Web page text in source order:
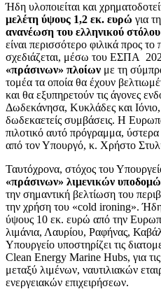
Ήδη υλοποιείται και
μελέτη ύψους 1,2 εκ. ευρώ για
ανανέωση του ελληνικού
είναι περισσότερο φιλικά προς
σχεδιάζεται, μέσω του ΕΣΠΑ
«πράσινων» πλοίων με τη
τομέα τα οποία θα έχουν
και θα εξυπηρετούν τις άγονες
Δωδεκάνησα, Κυκλάδες και
δωδεκαετείς συμβάσεις. Η
πιλοτικό αυτό πρόγραμμα,
από τον Υπουργό, κ. Χρήστο
Ταυτόχρονα, στόχος του
«πράσινων» λιμενικών
την σημαντική βελτίωση του
την χρήση του «cold ironing». Ήδη
ύψους 10 εκ. ευρώ από την
λιμάνια, Λαυρίου, Ραφήνας,
Υπουργείο υποστηρίζει τις
Clean Energy Marine Hubs, για
μεταξύ λιμένων, ναυτιλιακών
ενεργειακών επιχειρήσεων.